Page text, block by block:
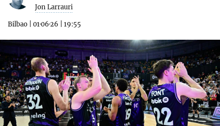
Jon Larrauri
Bilbao 01·06·26 19:55